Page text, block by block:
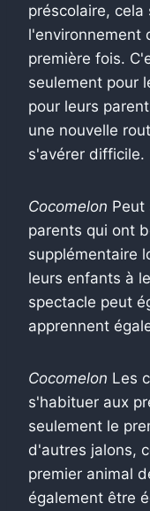
préscolaire,
l'environnement
première fois.
seulement pour
pour leurs
une nouvelle
s'avérer difficile.
Cocomelon Peut
parents qui ont
supplémentaire
leurs enfants à
spectacle peut
apprennent
Cocomelon Les
s'habituer aux
seulement le
d'autres jalons,
premier animal
également être